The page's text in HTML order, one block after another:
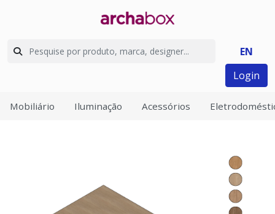
EN
Login
Mobiliário Iluminação Acessórios